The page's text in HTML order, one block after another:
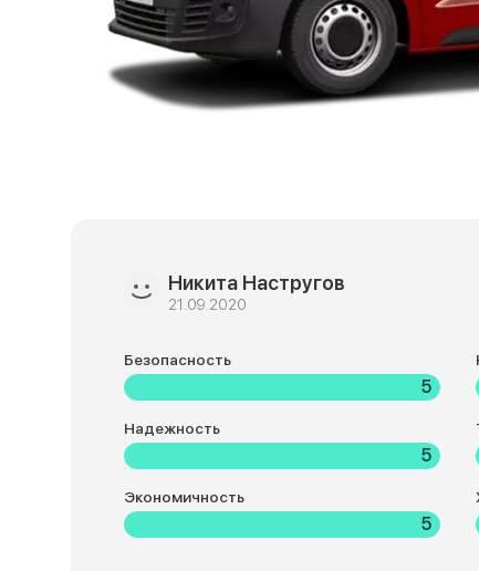
Никита Настругов
21.09.2020
Безопасность
5
Надежность
5
Экономичность
5